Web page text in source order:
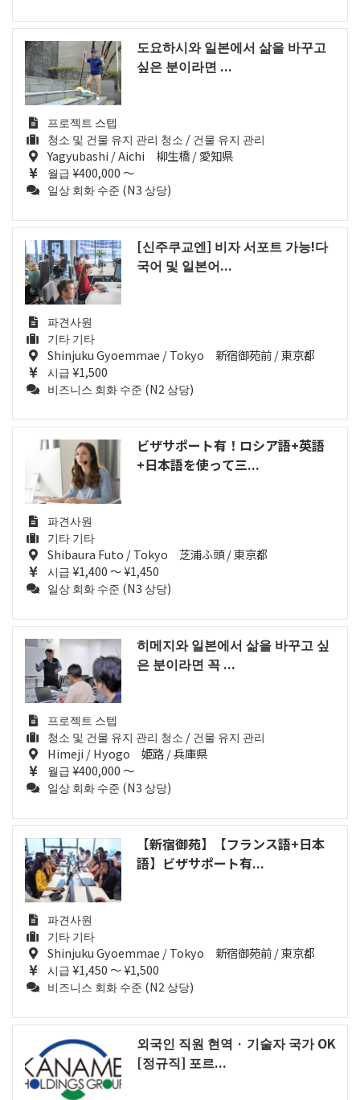
도요하시와 일본에서 삶을 바꾸고
싶은 분이라면 ...
프로젝트 스텝
청소 및 건물 유지 관리 청소 / 건물 유지 관리
Yagyubashi / Aichi 柳生橋 / 愛知県
월급 ¥400,000 ～
일상 회화 수준 (N3 상당)
[신주쿠교엔] 비자 서포트 가능!다
국어 및 일본어...
파견사원
기타 기타
Shinjuku Gyoemmae / Tokyo 新宿御苑前 / 東京都
시급 ¥1,500
비즈니스 회화 수준 (N2 상당)
ビザサポート有！ロシア語+英語
+日本語を使って三...
파견사원
기타 기타
Shibaura Futo / Tokyo 芝浦ふ頭 / 東京都
시급 ¥1,400 ～ ¥1,450
일상 회화 수준 (N3 상당)
히메지와 일본에서 삶을 바꾸고 싶
은 분이라면 꼭 ...
프로젝트 스텝
청소 및 건물 유지 관리 청소 / 건물 유지 관리
Himeji / Hyogo 姫路 / 兵庫県
월급 ¥400,000 ～
일상 회화 수준 (N3 상당)
【新宿御苑】【フランス語+日本
語】ビザサポート有...
파견사원
기타 기타
Shinjuku Gyoemmae / Tokyo 新宿御苑前 / 東京都
시급 ¥1,450 ～ ¥1,500
비즈니스 회화 수준 (N2 상당)
외국인 직원 현역 · 기술자 국가 OK
[정규직] 포르...